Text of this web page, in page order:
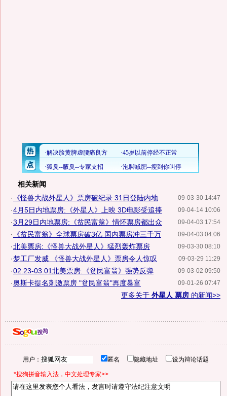
相关新闻
09-03-30 14:47
· 《怪兽大战外星人》票房破纪录 31日登陆内地
09-04-14 10:06
·4月5日内地票房:《外星人》上映 3D电影受追捧
09-04-03 17:54
·3月29日内地票房:《贫民富翁》情怀票房都出众
09-04-03 04:06
· 《贫民富翁》全球票房破3亿 国内票房冲三千万
09-03-30 08:10
·北美票房:《怪兽大战外星人》猛烈轰炸票房
09-03-29 11:29
·梦工厂发威 《怪兽大战外星人》票房令人惊叹
09-03-02 09:50
·02.23-03.01北美票房:《贫民富翁》强势反弹
09-01-26 07:47
·奥斯卡提名刺激票房 "贫民富翁"再度暴富
更多关于 外星人 票房 的新闻>>
用户： 匿名 隐藏地址 设为辩论话题
*搜狗拼音输入法，中文处理专家>>